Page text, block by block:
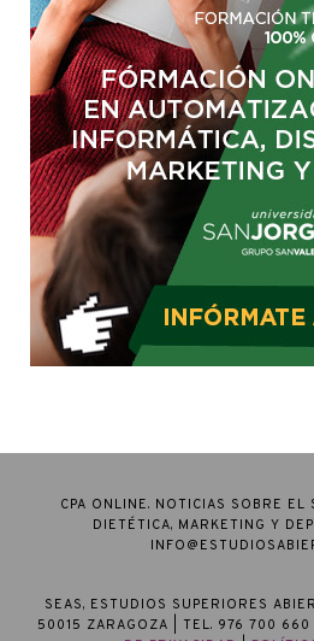
CPA ONLINE. NOTICIAS SOBRE EL
DIETÉTICA, MARKETING Y
SEAS, ESTUDIOS SUPERIORES
50015 ZARAGOZA | TEL. 976 700 660